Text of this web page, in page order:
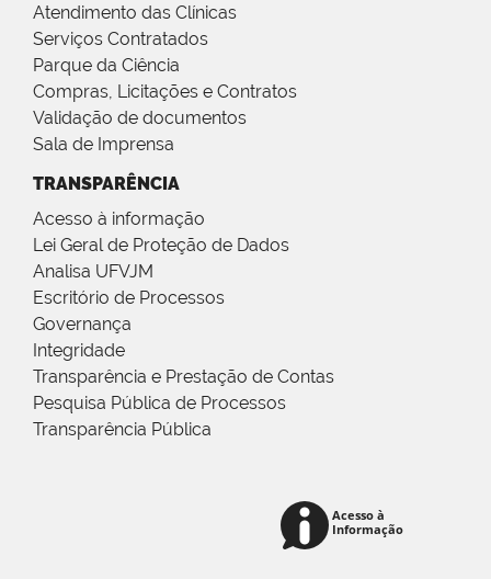
Atendimento das Clínicas
Serviços Contratados
Parque da Ciência
Compras, Licitações e Contratos
Validação de documentos
Sala de Imprensa
TRANSPARÊNCIA
Acesso à informação
Lei Geral de Proteção de Dados
Analisa UFVJM
Escritório de Processos
Governança
Integridade
Transparência e Prestação de Contas
Pesquisa Pública de Processos
Transparência Pública